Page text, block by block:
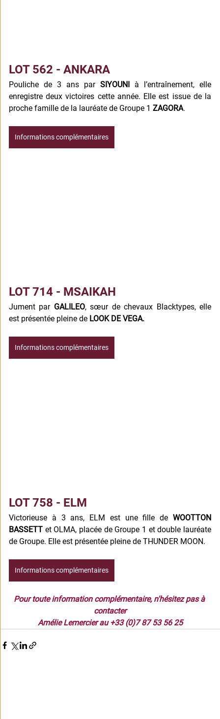
LOT 562 - ANKARA
Pouliche de 3 ans par SIYOUNI à l’entraînement, elle
enregistre deux victoires cette année. Elle est issue de la
proche famille de la lauréate de Groupe 1 ZAGORA.
Informations complémentaires
LOT 714 - MSAIKAH
Jument par GALILEO, sœur de chevaux Blacktypes, elle
est présentée pleine de LOOK DE VEGA.
Informations complémentaires
LOT 758 - ELM
Victorieuse à 3 ans, ELM est une fille de WOOTTON
BASSETT et OLMA, placée de Groupe 1 et double lauréate
de Groupe. Elle est présentée pleine de THUNDER MOON.
Informations complémentaires
Pour toute information complémentaire, n'hésitez pas à
contacter
Amélie Lemercier au +33 (0)7 87 53 56 25